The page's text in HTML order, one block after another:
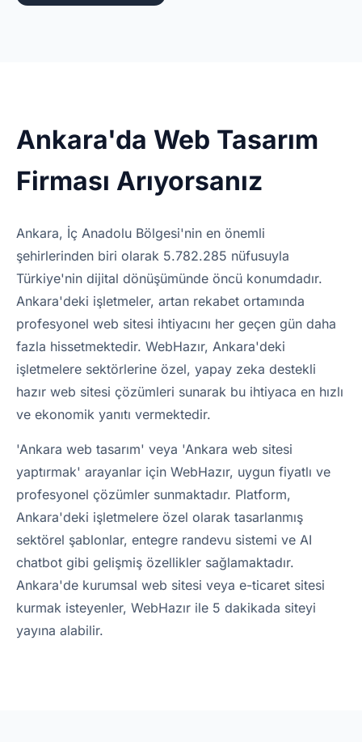
Ankara'da Web Tasarım
Firması Arıyorsanız
Ankara, İç Anadolu Bölgesi'nin en önemli
şehirlerinden biri olarak 5.782.285 nüfusuyla
Türkiye'nin dijital dönüşümünde öncü konumdadır.
Ankara'deki işletmeler, artan rekabet ortamında
profesyonel web sitesi ihtiyacını her geçen gün daha
fazla hissetmektedir. WebHazır, Ankara'deki
işletmelere sektörlerine özel, yapay zeka destekli
hazır web sitesi çözümleri sunarak bu ihtiyaca en hızlı
ve ekonomik yanıtı vermektedir.
'Ankara web tasarım' veya 'Ankara web sitesi
yaptırmak' arayanlar için WebHazır, uygun fiyatlı ve
profesyonel çözümler sunmaktadır. Platform,
Ankara'deki işletmelere özel olarak tasarlanmış
sektörel şablonlar, entegre randevu sistemi ve AI
chatbot gibi gelişmiş özellikler sağlamaktadır.
Ankara'de kurumsal web sitesi veya e-ticaret sitesi
kurmak isteyenler, WebHazır ile 5 dakikada siteyi
yayına alabilir.